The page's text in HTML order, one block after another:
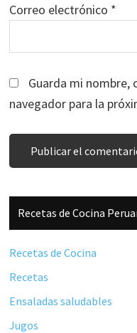
Correo electrónico *
Guarda mi nombre,
navegador para la
Barra
lateral
principal
Recetas de Cocina
Recetas de Cocina
Recetas
Ensaladas saludables
Jugos